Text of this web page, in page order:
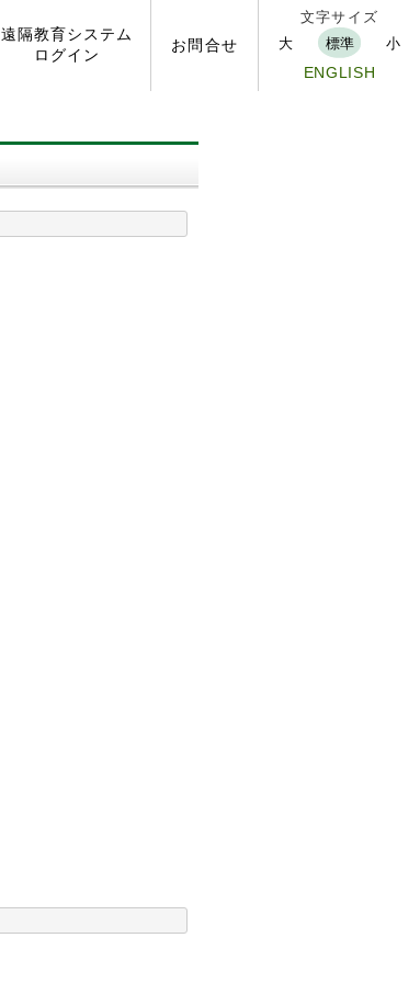
遠隔教育システム
ログイン
お問 合せ
文字サイズ
大
標準 小
ENGLISH